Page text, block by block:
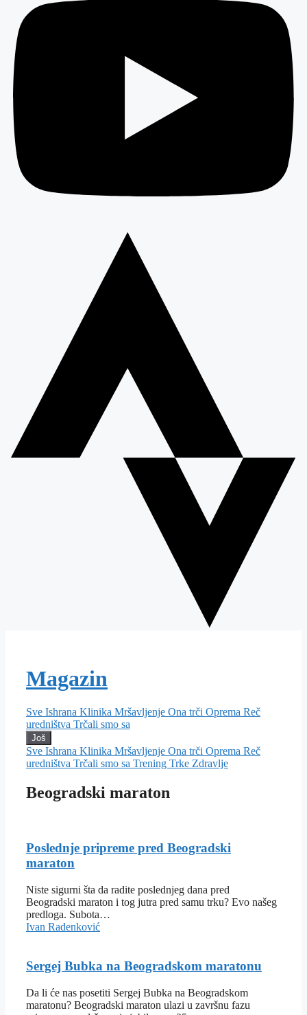
Magazin
Sve Ishrana Klinika Mršavljenje Ona trči Oprema Reč
uredništva Trčali smo sa
Još
Sve Ishrana Klinika Mršavljenje Ona trči Oprema Reč
uredništva Trčali smo sa Trening Trke Zdravlje
Beogradski maraton
Poslednje pripreme pred Beogradski
maraton
Niste sigurni šta da radite poslednjeg dana pred
Beogradski maraton i tog jutra pred samu trku? Evo našeg
predloga. Subota…
Ivan Radenković
Sergej Bubka na Beogradskom maratonu
Da li će nas posetiti Sergej Bubka na Beogradskom
maratonu? Beogradski maraton ulazi u završnu fazu